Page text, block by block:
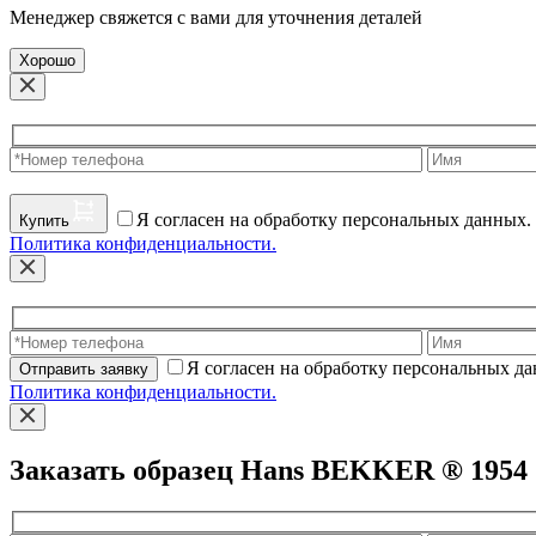
Менеджер свяжется с вами для уточнения деталей
Хорошо
Купить
Я согласен на обработку персональных данных.
Политика конфиденциальности.
Отправить заявку
Я согласен на обработку персональных
Политика конфиденциальности.
Заказать образец Hans BEKKER ® 1954